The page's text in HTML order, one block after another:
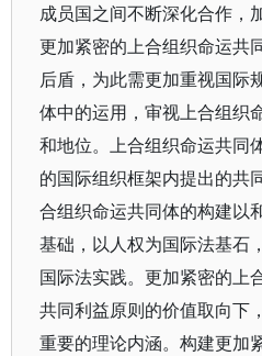
成员国之间不断深化合作，
更加紧密的上合组织命运共
后盾，为此需更加重视国际
体中的运用，审视上合组织
和地位。上合组织命运共同
的国际组织框架内提出的共
合组织命运共同体的构建以
基础，以人权为国际法基石
国际法实践。更加紧密的上
共同利益原则的价值取向下
重要的理论内涵。构建更加